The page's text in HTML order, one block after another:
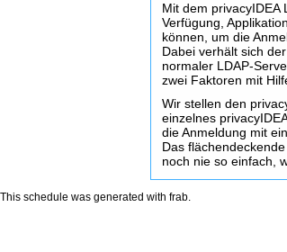
Mit dem privacyIDEA
Verfügung,
können, um die
Dabei verhält sich
normaler LDAP-
zwei Faktoren mit
Wir stellen den
einzelnes
die Anmeldung mit
Das
noch nie so einfach,
This schedule was generated with frab.